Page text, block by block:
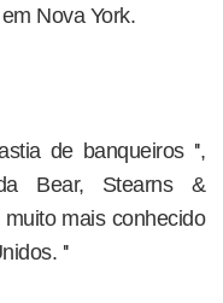
Nova York.
de banqueiros '',
Bear, Stearns &
mais conhecido
''